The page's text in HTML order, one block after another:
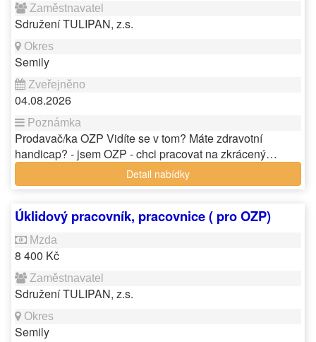
Sdružení TULIPAN, z.s.
Semily
04.08.2026
Prodavač/ka OZP Vidíte se v tom? Máte zdravotní
handicap? - jsem OZP - chci pracovat na zkrácený…
Detail nabídky
Úklidový pracovník, pracovnice ( pro OZP)
8 400 Kč
Sdružení TULIPAN, z.s.
Semily